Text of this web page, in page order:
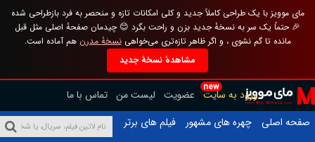
مای موویز با یک طراحی کاملاً جدید و کلی امکانات تازه و منحصر به فرد بازطراحی شده
🎉 حتماً یک سر به نسخهٔ جدید بزن و راحت بگرد 😊 چیدمان صفحهٔ اصلی مثل قبل
مانده تا گم نشوی ، و اگر ظاهر تازه‌تری می‌خواهینسخهٔ مدرن هم آماده است.
مشاهدهٔ نسخهٔ جدید
new
ورود به سایت عضویت لیست من تماس با ما
صفحه اصلی
چهره های مشهور
فیلم های برتر